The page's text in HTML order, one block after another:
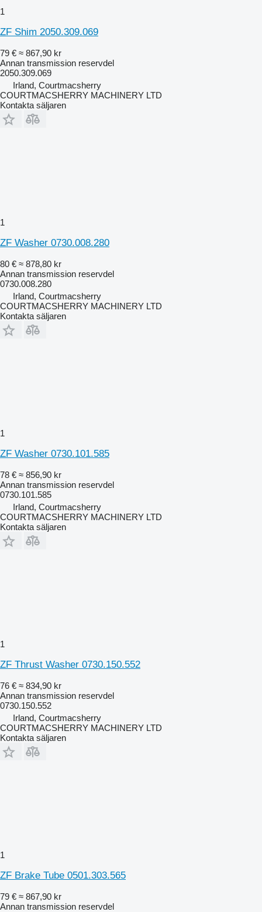
1
ZF Shim 2050.309.069
79 € ≈ 867,90 kr
Annan transmission reservdel
2050.309.069
Irland, Courtmacsherry
COURTMACSHERRY MACHINERY LTD
Kontakta säljaren
1
ZF Washer 0730.008.280
80 € ≈ 878,80 kr
Annan transmission reservdel
0730.008.280
Irland, Courtmacsherry
COURTMACSHERRY MACHINERY LTD
Kontakta säljaren
1
ZF Washer 0730.101.585
78 € ≈ 856,90 kr
Annan transmission reservdel
0730.101.585
Irland, Courtmacsherry
COURTMACSHERRY MACHINERY LTD
Kontakta säljaren
1
ZF Thrust Washer 0730.150.552
76 € ≈ 834,90 kr
Annan transmission reservdel
0730.150.552
Irland, Courtmacsherry
COURTMACSHERRY MACHINERY LTD
Kontakta säljaren
1
ZF Brake Tube 0501.303.565
79 € ≈ 867,90 kr
Annan transmission reservdel